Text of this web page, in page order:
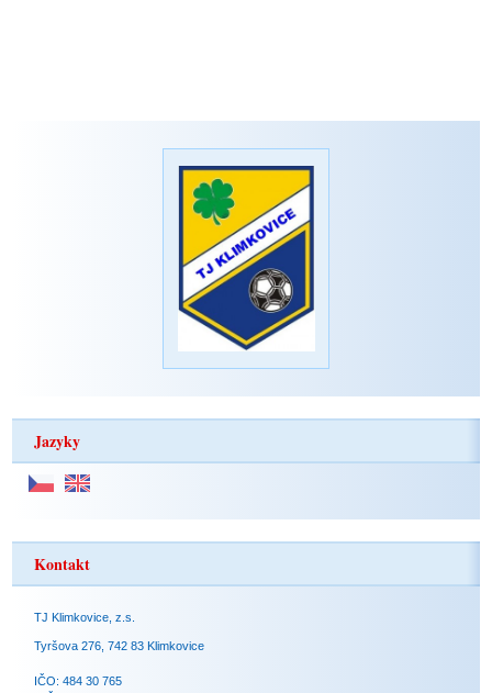
Jazyky
Kontakt
TJ Klimkovice, z.s.
Tyršova 276, 742 83 Klimkovice
IČO: 484 30 765